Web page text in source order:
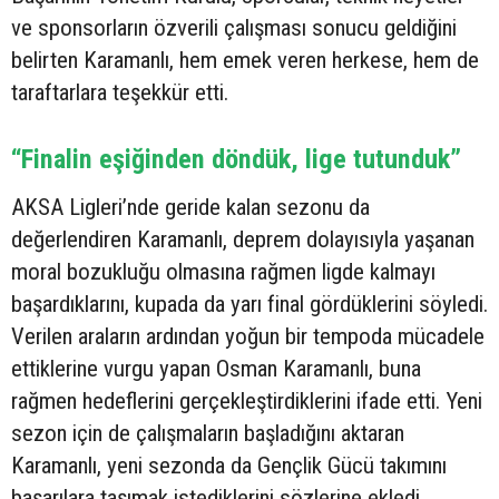
ve sponsorların özverili çalışması sonucu geldiğini
belirten Karamanlı, hem emek veren herkese, hem de
taraftarlara teşekkür etti.
“Finalin eşiğinden döndük, lige tutunduk”
AKSA Ligleri’nde geride kalan sezonu da
değerlendiren Karamanlı, deprem dolayısıyla yaşanan
moral bozukluğu olmasına rağmen ligde kalmayı
başardıklarını, kupada da yarı final gördüklerini söyledi.
Verilen araların ardından yoğun bir tempoda mücadele
ettiklerine vurgu yapan Osman Karamanlı, buna
rağmen hedeflerini gerçekleştirdiklerini ifade etti. Yeni
sezon için de çalışmaların başladığını aktaran
Karamanlı, yeni sezonda da Gençlik Gücü takımını